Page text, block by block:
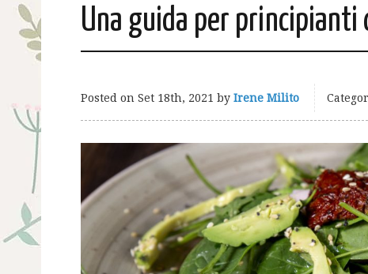
Una guida per principianti
Posted on Set 18th, 2021 by Irene Milito